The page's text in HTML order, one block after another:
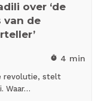
over ‘de
van de
timer 4 min
revolutie, stelt
Waar…